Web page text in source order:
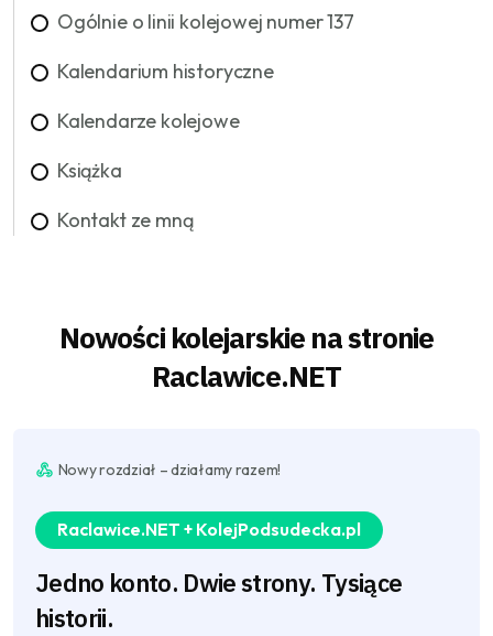
Ogólnie o linii kolejowej numer 137
Kalendarium historyczne
Kalendarze kolejowe
Książka
Kontakt ze mną
Nowości kolejarskie na stronie
Raclawice.NET
Nowy rozdział – działamy razem!
Raclawice.NET + KolejPodsudecka.pl
Jedno konto. Dwie strony. Tysiące
historii.